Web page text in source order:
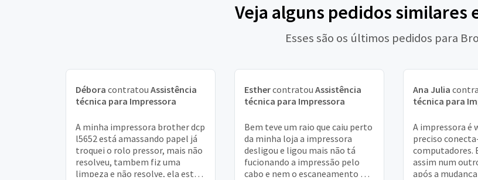
Veja alguns pedidos similares
Esses são os últimos pedidos para
Débora contratou Assistência
técnica para Impressora
A minha impressora brother dcp
l5652 está amassando papel já
troquei o rolo pressor, mais não
resolveu, tambem fiz uma
limpeza e não resolve, ela está
Esthercontratou Assistência
técnica para Impressora
Bem teve um raio que caiu perto
da minha loja a impressora
desligou e ligou mais não tá
fucionando a impressão pelo
cabo e nem o escaneamento o
Ana Julia
técnica para
A impressora é
preciso
computadores.
assim num
após a